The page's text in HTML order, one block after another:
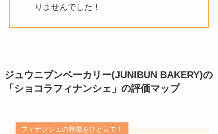
りませんでした！
ジュウニブンベーカリー(JUNIBUN BAKERY)の
「ショコラフィナンシェ」 の評価マップ
フィナンシェの特徴をひと言で！